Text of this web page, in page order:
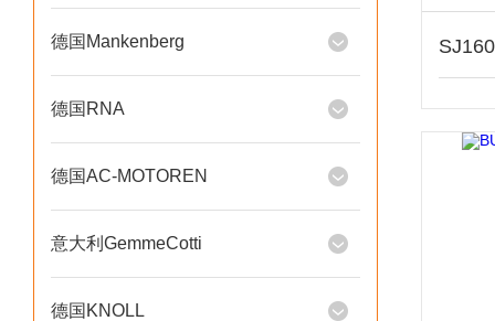
德国Mankenberg
德国RNA
德国AC-MOTOREN
意大利GemmeCotti
德国KNOLL